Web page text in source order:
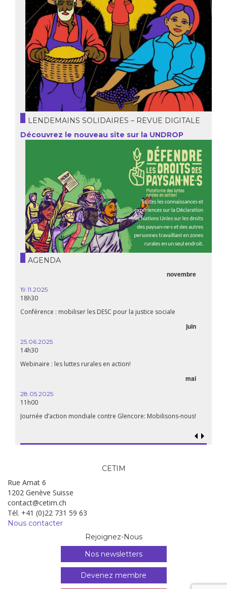
LENDEMAINS SOLIDAIRES – REVUE DIGITALE
Découvrez le nouveau site sur la UNDROP
AGENDA
novembre
19.11.2025
18h30
Conférence : mobiliser les DESC pour la justice sociale
juin
25.06.2025
14h30
Webinaire : les luttes rurales en action!
mai
28.05.2025
11h00
Journée d’action mondiale contre Glencore: Mobilisons-nous!
CETIM
Rue Amat 6
1202 Genève Suisse
contact@cetim.ch
Tél. +41 (0)22 731 59 63
Nous contacter
Rejoignez-Nous
Nos newsletters
Devenez membre